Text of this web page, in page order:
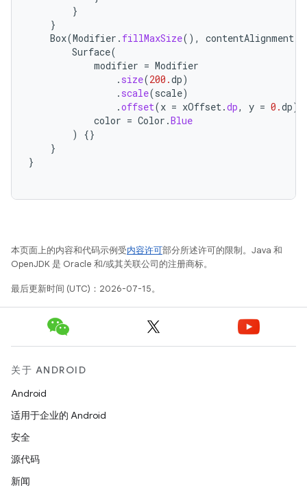
}
}
Box(Modifier . fillMaxSize(), contentAlignment
Surface(
modifier = Modifier
. size(200.dp)
. scale(scale)
.offset(x = xOffset.dp, y = 0.dp),
color = Color .Blue
)
{}
}
}
本页面上的内容和代码示例受内容许可部分所述许可的限制。Java 和
OpenJDK 是 Oracle 和/或其关联公司的注册商标。
最后更新时间 (UTC)：2026-07-15。
关于 ANDROID
Android
适用于企业的 Android
安全
源代码
新闻